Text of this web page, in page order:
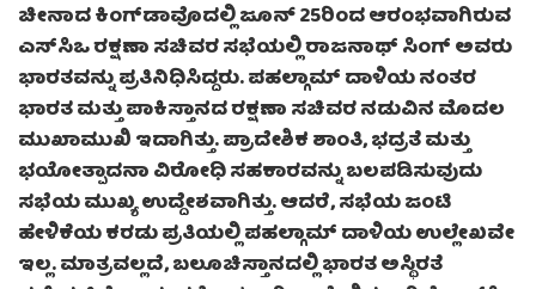
ಚೀನಾದ ಕಿಂಗ್‌ಡಾವೊದಲ್ಲಿ ಜೂನ್ 25ರಿಂದ ಆರಂಭವಾಗಿರುವ
ಎಸ್‌ಸಿಒ ರಕ್ಷಣಾ ಸಚಿವರ ಸಭೆಯಲ್ಲಿ ರಾಜನಾಥ್ ಸಿಂಗ್ ಅವರು
ಭಾರತವನ್ನು ಪ್ರತಿನಿಧಿಸಿದ್ದರು. ಪಹಲ್ಗಾಮ್ ದಾಳಿಯ ನಂತರ
ಭಾರತ ಮತ್ತು ಪಾಕಿಸ್ತಾನದ ರಕ್ಷಣಾ ಸಚಿವರ ನಡುವಿನ ಮೊದಲ
ಮುಖಾಮುಖಿ ಇದಾಗಿತ್ತು. ಪ್ರಾದೇಶಿಕ ಶಾಂತಿ, ಭದ್ರತೆ ಮತ್ತು
ಭಯೋತ್ಪಾದನಾ ವಿರೋಧಿ ಸಹಕಾರವನ್ನು ಬಲಪಡಿಸುವುದು
ಸಭೆಯ ಮುಖ್ಯ ಉದ್ದೇಶವಾಗಿತ್ತು. ಆದರೆ, ಸಭೆಯ ಜಂಟಿ
ಹೇಳಿಕೆಯ ಕರಡು ಪ್ರತಿಯಲ್ಲಿ ಪಹಲ್ಗಾಮ್ ದಾಳಿಯ ಉಲ್ಲೇಖವೇ
ಇಲ್ಲ. ಮಾತ್ರವಲ್ಲದೆ, ಬಲೂಚಿಸ್ತಾನದಲ್ಲಿ ಭಾರತ ಅಸ್ಥಿರತೆ